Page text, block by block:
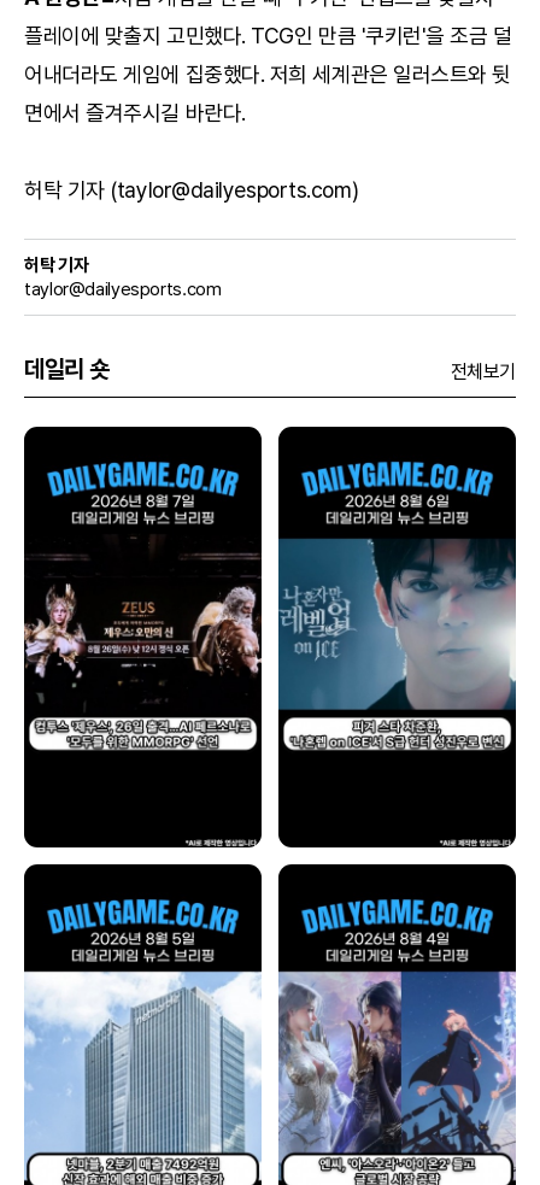
플레이에 맞출지 고민했다. TCG인 만큼 '쿠키런'을 조금 덜
어내더라도 게임에 집중했다. 저희 세계관은 일러스트와 뒷
면에서 즐겨주시길 바란다.
허탁 기자 (taylor@dailyesports.com)
허탁 기자
taylor@dailyesports.com
데일리 숏 전체보기